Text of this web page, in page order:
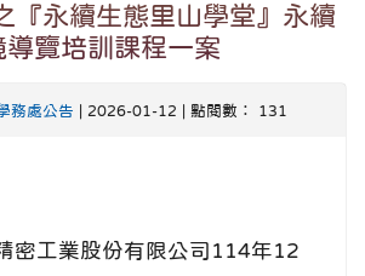
『永續生態里山學堂』永續
覽培訓課程一案
務處公告 | 2026-01-12 | 點閱數： 131
密工業股份有限公司114年12